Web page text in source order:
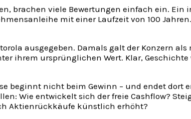
brachen viele Bewertungen einfach ein. Ein
mit einer Laufzeit von 100
ausgegeben. Damals galt der Konzern
ihrem ursprünglichen Wert. Klar,
beginnt nicht beim Gewinn – und endet dort
Wie entwickelt sich der freie Cashflow?
Aktienrückkäufe künstlich erhöht?